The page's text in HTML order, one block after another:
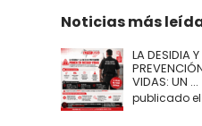
Noticias más
LA DESIDIA
VIDAS: UN ...
publicado